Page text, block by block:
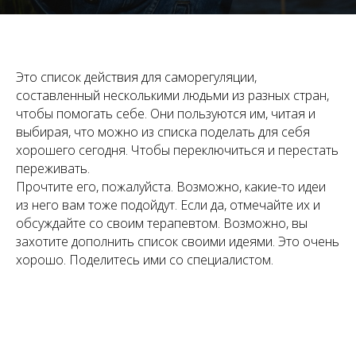
Это список действия для саморегуляции,
составленный несколькими людьми из разных стран,
чтобы помогать себе. Они пользуются им, читая и
выбирая, что можно из списка поделать для себя
хорошего сегодня. Чтобы переключиться и перестать
переживать.
Прочтите его, пожалуйста. Возможно, какие-то идеи
из него вам тоже подойдут. Если да, отмечайте их и
обсуждайте со своим терапевтом. Возможно, вы
захотите дополнить список своими идеями. Это очень
хорошо. Поделитесь ими со специалистом.